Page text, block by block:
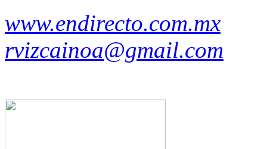
www.endirecto.com.mx
rvizcainoa@gmail.com